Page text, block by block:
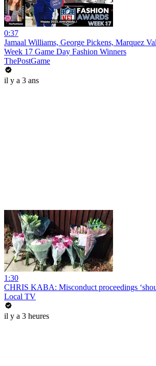
0:37
Jamaal Williams, George Pickens, Marquez
Week 17 Game Day Fashion Winners
ThePostGame
il y a 3 ans
1:30
CHRIS KABA: Misconduct proceedings
Local TV
il y a 3 heures